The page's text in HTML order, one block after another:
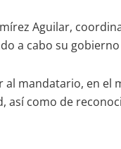
Aguilar,
a cabo su
al mandatario, en el
así como de